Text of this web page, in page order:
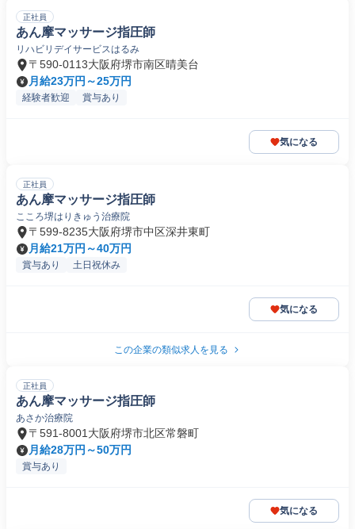
正社員
あん摩マッサージ指圧師
リハビリデイサービスはるみ
〒590-0113大阪府堺市南区晴美台
月給23万円～25万円
経験者歓迎 賞与あり
気になる
正社員
あん摩マッサージ指圧師
こころ堺はりきゅう治療院
〒599-8235大阪府堺市中区深井東町
月給21万円～40万円
賞与あり 土日祝休み
気になる
この企業の類似求人を見る
正社員
あん摩マッサージ指圧師
あさか治療院
〒591-8001大阪府堺市北区常磐町
月給28万円～50万円
賞与あり
気になる